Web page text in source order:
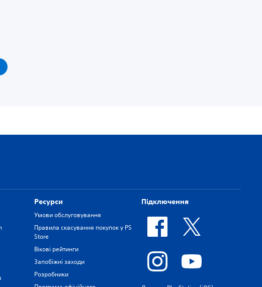
Ресурси
Умови обслуговування
Правила скасування покупок у PS
Store
Вікові рейтинги
Запобіжні заходи
Розробники
Підключення